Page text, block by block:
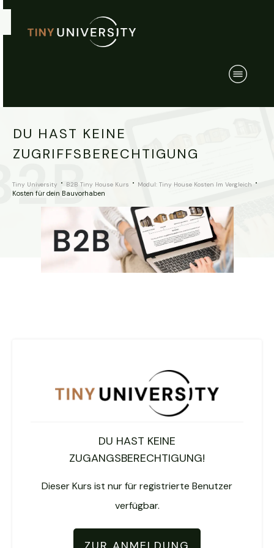
DU HAST KEINE
ZUGRIFFSBERECHTIGUNG
Tiny University B2B Tiny House Kurs Modul: Tiny House Kosten Im Vergleich
Kosten für dein Bauvorhaben
DU HAST KEINE
ZUGANGSBERECHTIGUNG!
Dieser Kurs ist nur für registrierte Benutzer
verfügbar.